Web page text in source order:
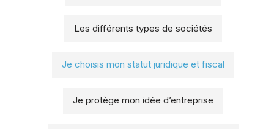
Les différents types de sociétés
Je choisis mon statut juridique et fiscal
Je protège mon idée d’entreprise